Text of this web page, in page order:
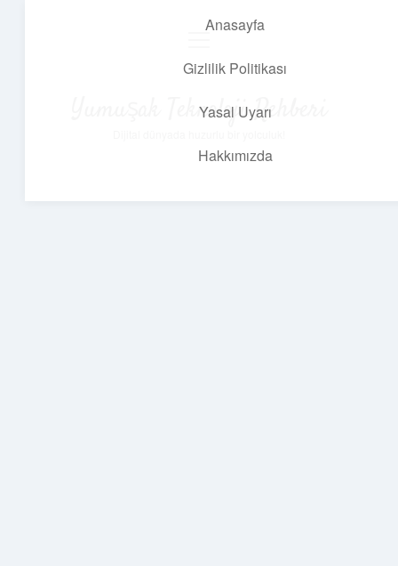
Anasayfa
Gizlilik Politikası
Yasal Uyarı
Hakkımızda
Yumuşak Teknoloji Rehberi